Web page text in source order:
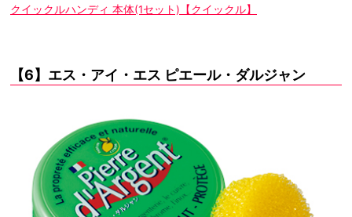
クイックルハンディ 本体(1セット)【クイックル】
【6】エス・アイ・エス ピエール・ダルジャン